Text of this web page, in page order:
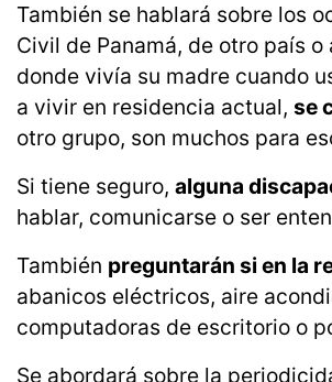
También se hablará sobre los
Civil de Panamá, de otro país
donde vivía su madre cuando
a vivir en residencia actual, se
otro grupo, son muchos para
Si tiene seguro, alguna
hablar, comunicarse o ser
También preguntarán si en la
abanicos eléctricos, aire
computadoras de escritorio o
Se abordará sobre la